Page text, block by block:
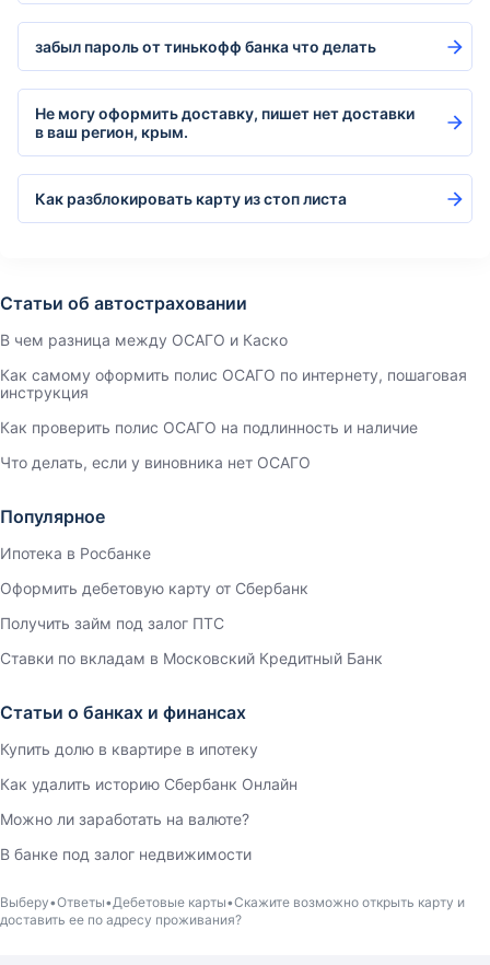
забыл пароль от тинькофф банка что делать
Не могу оформить доставку, пишет нет доставки
в ваш регион, крым.
Как разблокировать карту из стоп листа
Статьи об автостраховании
В чем разница между ОСАГО и Каско
Как самому оформить полис ОСАГО по интернету, пошаговая
инструкция
Как проверить полис ОСАГО на подлинность и наличие
Что делать, если у виновника нет ОСАГО
Популярное
Ипотека в Росбанке
Оформить дебетовую карту от Сбербанк
Получить займ под залог ПТС
Ставки по вкладам в Московский Кредитный Банк
Статьи о банках и финансах
Купить долю в квартире в ипотеку
Как удалить историю Сбербанк Онлайн
Можно ли заработать на валюте?
В банке под залог недвижимости
Выберу Ответы Дебетовые карты Скажите возможно открыть карту и
доставить ее по адресу проживания?